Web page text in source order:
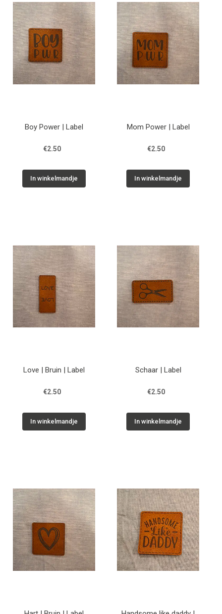
Boy Power | Label
€2.50
In winkelmandje
Mom Power | Label
€2.50
In winkelmandje
Love | Bruin | Label
€2.50
In winkelmandje
Schaar | Label
€2.50
In winkelmandje